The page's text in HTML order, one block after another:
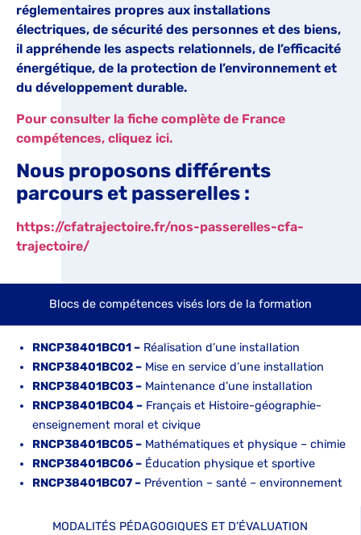
réglementaires propres aux installations
électriques, de sécurité des personnes et des biens,
il appréhende les aspects relationnels, de l’efficacité
énergétique, de la protection de l’environnement et
du développement durable.
Pour consulter la fiche complète de France
compétences, cliquez ici.
Nous proposons différents
parcours et passerelles :
https://cfatrajectoire.fr/nos-passerelles-cfa-
trajectoire/
Blocs de compétences visés lors de la formation
MODALITÉS PÉDAGOGIQUES ET D’ÉVALUATION
RNCP38401BC01 – Réalisation d’une installation
RNCP38401BC02 – Mise en service d’une installation
RNCP38401BC03 – Maintenance d’une installation
RNCP38401BC04 – Français et Histoire-géographie-
enseignement moral et civique
RNCP38401BC05 – Mathématiques et physique – chimie
RNCP38401BC06 – Éducation physique et sportive
RNCP38401BC07 – Prévention – santé – environnement